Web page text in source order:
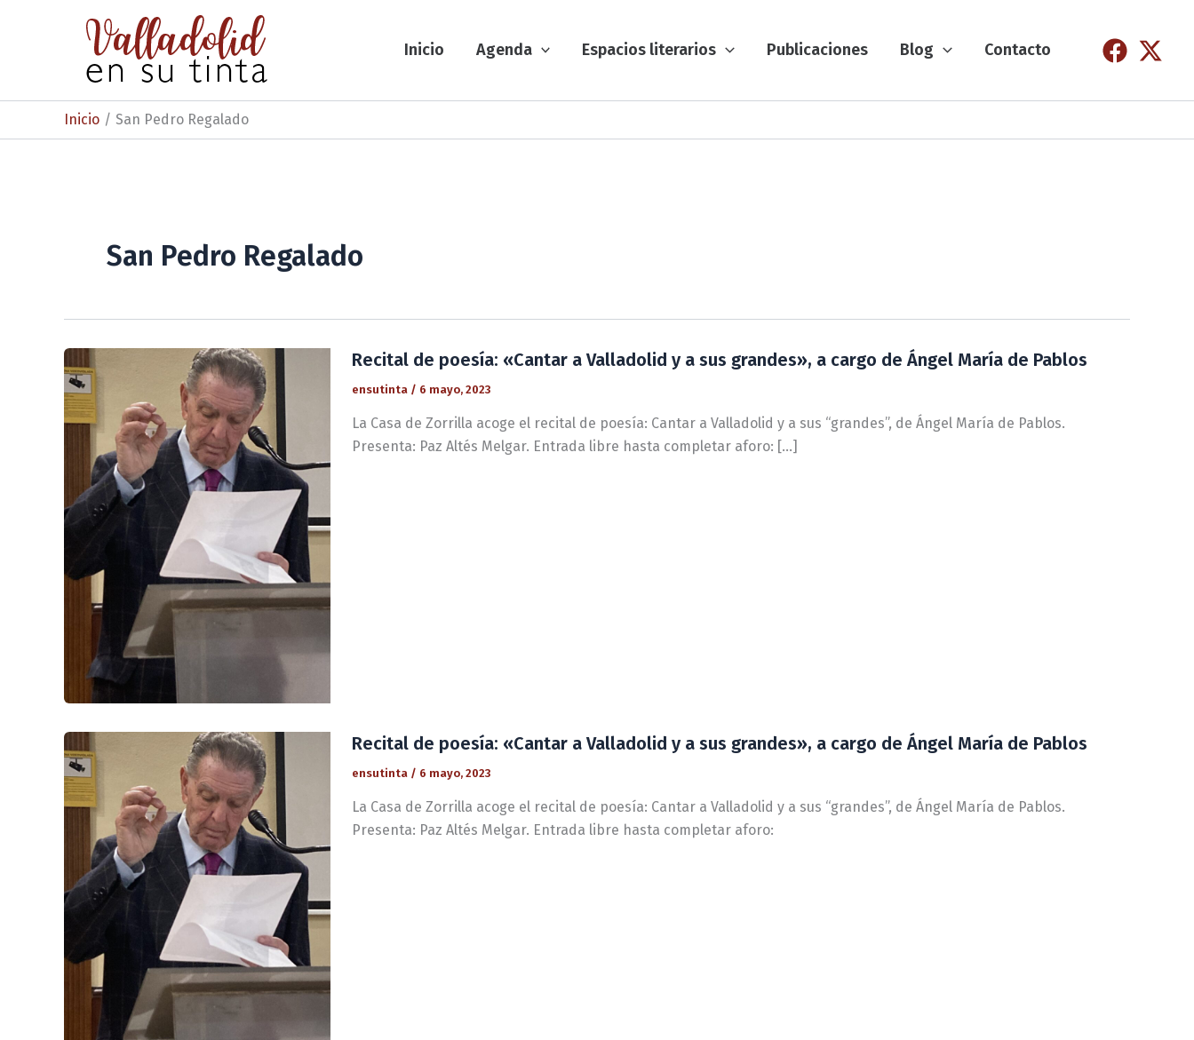
Inicio Agenda Espacios literarios Publicaciones Blog Contacto
Inicio San Pedro Regalado
San Pedro Regalado
Recital de poesía: «Cantar a Valladolid y a sus grandes», a cargo de Ángel María de Pablos
ensutinta / 6 mayo, 2023
La Casa de Zorrilla acoge el recital de poesía: Cantar a Valladolid y a sus “grandes”, de Ángel María de Pablos.
Presenta: Paz Altés Melgar. Entrada libre hasta completar aforo: […]
Recital de poesía: «Cantar a Valladolid y a sus grandes», a cargo de Ángel María de Pablos
ensutinta / 6 mayo, 2023
La Casa de Zorrilla acoge el recital de poesía: Cantar a Valladolid y a sus “grandes”, de Ángel María de Pablos.
Presenta: Paz Altés Melgar. Entrada libre hasta completar aforo: